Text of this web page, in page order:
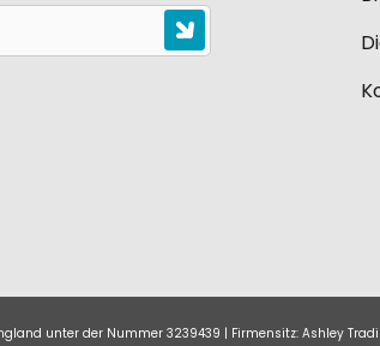
unter der Nummer 3239439 | Firmensitz: Ashley